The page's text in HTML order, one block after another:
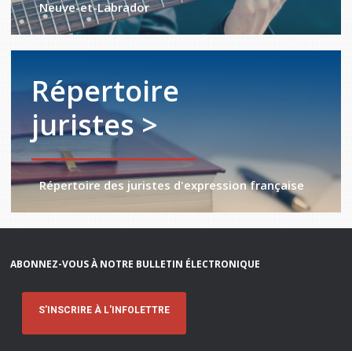
Neuve-et-Labrador
Répertoire
juristes >
Répertoire des juristes d'expression française
ABONNEZ-VOUS À NOTRE BULLETIN ÉLECTRONIQUE
S'INSCRIRE À L'INFOLETTRE